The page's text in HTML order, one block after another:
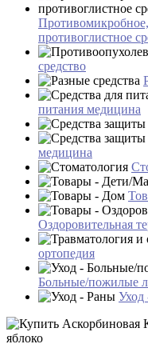
противоглистное
средство
питания медицина
медицина
Оздоровительная
ортопедия
Больные/пожилые
Уход